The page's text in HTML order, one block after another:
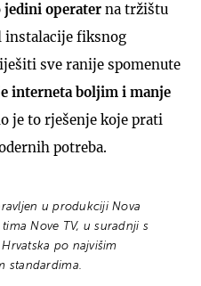
jedini operater na tržištu
instalacije fiksnog
sve ranije spomenute
interneta boljim i manje
je to rješenje koje prati
potreba.
u produkciji Nova
tima Nove TV, u suradnji s
po najvišim
standardima.